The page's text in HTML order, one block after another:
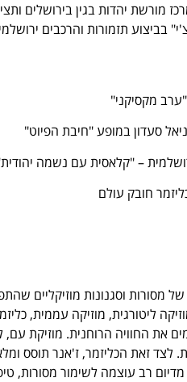
מורשת יהדות בגין בירושלים
בביצוע תזמורות והרכבים
של מסורות וסגנונות מוזיקליים
ליטורגית, מוזיקה עממית,
את החוויה הרוחנית. מוזיקת
זאת הכליזמר, ז'אנר תוסס
רב עוצמה לשימור מסורות,